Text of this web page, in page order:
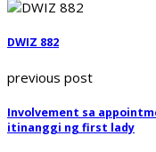
DWIZ 882
previous post
Involvement sa
itinanggi ng first lady